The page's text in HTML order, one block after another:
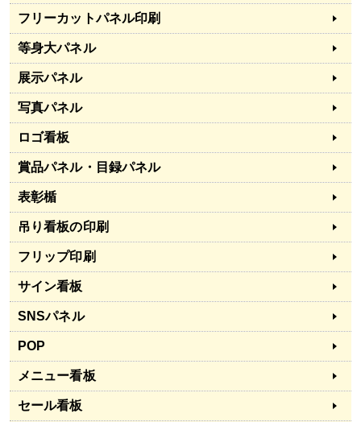
フリーカットパネル印刷
等身大パネル
展示パネル
写真パネル
ロゴ看板
賞品パネル・目録パネル
表彰楯
吊り看板の印刷
フリップ印刷
サイン看板
SNSパネル
POP
メニュー看板
セール看板